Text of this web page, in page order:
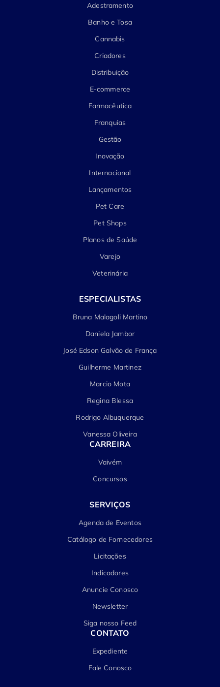
Adestramento
Banho e Tosa
Cannabis
Criadores
Distribuição
E-commerce
Farmacêutica
Franquias
Gestão
Inovação
Internacional
Lançamentos
Pet Care
Pet Shops
Planos de Saúde
Varejo
Veterinária
ESPECIALISTAS
Bruna Malagoli Martino
Daniela Jambor
José Edson Galvão de França
Guilherme Martinez
Marcio Mota
Regina Blessa
Rodrigo Albuquerque
Vanessa Oliveira
CARREIRA
Vaivém
Concursos
SERVIÇOS
Agenda de Eventos
Catálogo de Fornecedores
Licitações
Indicadores
Anuncie Conosco
Newsletter
Siga nosso Feed
CONTATO
Expediente
Fale Conosco